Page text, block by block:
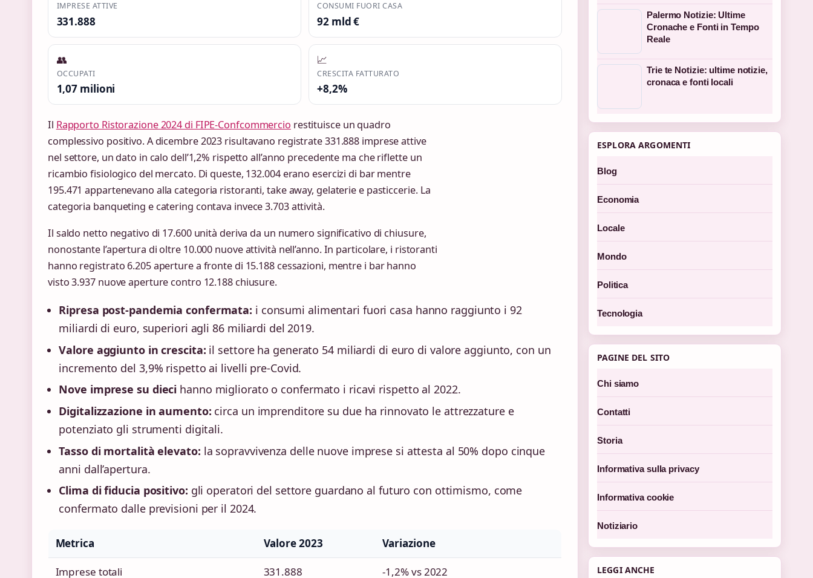
IMPRESE ATTIVE
331.888
CONSUMI FUORI CASA
92 mld €
👥
OCCUPATI
1,07 milioni
📈
CRESCITA FATTURATO
+8,2%
Il Rapporto Ristorazione 2024 di FIPE-Confcommercio restituisce un quadro
complessivo positivo. A dicembre 2023 risultavano registrate 331.888 imprese attive
nel settore, un dato in calo dell’1,2% rispetto all’anno precedente ma che riflette un
ricambio fisiologico del mercato. Di queste, 132.004 erano esercizi di bar mentre
195.471 appartenevano alla categoria ristoranti, take away, gelaterie e pasticcerie. La
categoria banqueting e catering contava invece 3.703 attività.
Il saldo netto negativo di 17.600 unità deriva da un numero significativo di chiusure,
nonostante l’apertura di oltre 10.000 nuove attività nell’anno. In particolare, i ristoranti
hanno registrato 6.205 aperture a fronte di 15.188 cessazioni, mentre i bar hanno
visto 3.937 nuove aperture contro 12.188 chiusure.
Ripresa post-pandemia confermata: i consumi alimentari fuori casa hanno raggiunto i 92
miliardi di euro, superiori agli 86 miliardi del 2019.
Valore aggiunto in crescita: il settore ha generato 54 miliardi di euro di valore aggiunto, con un
incremento del 3,9% rispetto ai livelli pre-Covid.
Nove imprese su dieci hanno migliorato o confermato i ricavi rispetto al 2022.
Digitalizzazione in aumento: circa un imprenditore su due ha rinnovato le attrezzature e
potenziato gli strumenti digitali.
Tasso di mortalità elevato: la sopravvivenza delle nuove imprese si attesta al 50% dopo cinque
anni dall’apertura.
Clima di fiducia positivo: gli operatori del settore guardano al futuro con ottimismo, come
confermato dalle previsioni per il 2024.
Metrica Valore 2023 Variazione
Imprese totali 331.888 -1,2% vs 2022
Palermo Notizie: Ultime
Cronache e Fonti in Tempo
Reale
Trie te Notizie: ultime notizie,
cronaca e fonti locali
ESPLORA ARGOMENTI
Blog
Economia
Locale
Mondo
Politica
Tecnologia
PAGINE DEL SITO
Chi siamo
Contatti
Storia
Informativa sulla privacy
Informativa cookie
Notiziario
LEGGI ANCHE